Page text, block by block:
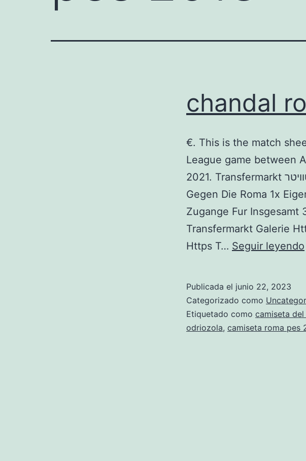
chandal
€. This is the match
League game between
2021. Transfermarkt בטוויטר Die Mogliche Liverpool Startelf
Gegen Die Roma 1x
Zugange Fur Insgesamt
Transfermarkt Galerie
Https T… Seguir leyendo
Publicada el junio 22, 2023
Categorizado como
Etiquetado como camiseta
odriozola, camiseta roma pes